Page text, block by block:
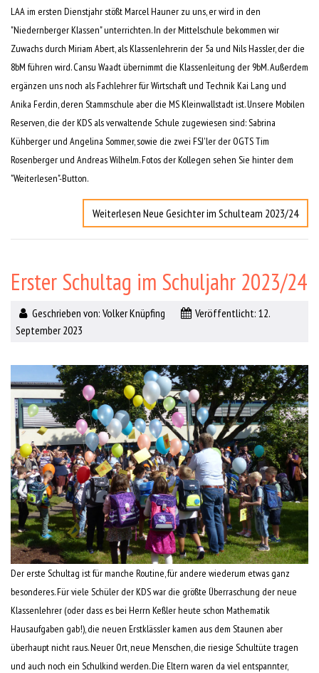
LAA im ersten Dienstjahr stößt Marcel Hauner zu uns, er wird in den
"Niedernberger Klassen" unterrichten. In der Mittelschule bekommen wir
Zuwachs durch Miriam Abert, als Klassenlehrerin der 5a und Nils Hassler, der die
8bM führen wird. Cansu Waadt übernimmt die Klassenleitung der 9bM. Außerdem
ergänzen uns noch als Fachlehrer für Wirtschaft und Technik Kai Lang und
Anika Ferdin, deren Stammschule aber die MS Kleinwallstadt ist. Unsere Mobilen
Reserven, die der KDS als verwaltende Schule zugewiesen sind: Sabrina
Kühberger und Angelina Sommer, sowie die zwei FSJ'ler der OGTS Tim
Rosenberger und Andreas Wilhelm. Fotos der Kollegen sehen Sie hinter dem
"Weiterlesen"-Button.
Weiterlesen Neue Gesichter im Schulteam 2023/24
Erster Schultag im Schuljahr 2023/24
Geschrieben von: Volker Knüpfing
Veröffentlicht: 12.
September 2023
Der erste Schultag ist für manche Routine, für andere wiederum etwas ganz
besonderes. Für viele Schüler der KDS war die größte Überraschung der neue
Klassenlehrer (oder dass es bei Herrn Keßler heute schon Mathematik
Hausaufgaben gab!), die neuen Erstklässler kamen aus dem Staunen aber
überhaupt nicht raus. Neuer Ort, neue Menschen, die riesige Schultüte tragen
und auch noch ein Schulkind werden. Die Eltern waren da viel entspannter,